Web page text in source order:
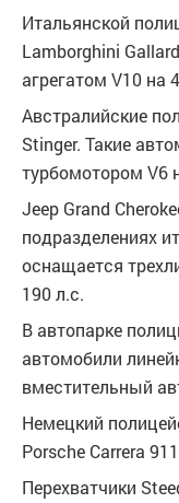
Итальянской
Lamborghini
агрегатом V10 на
Австралийские
Stinger. Такие
турбомотором V6
Jeep Grand
подразделениях
оснащается
190 л.с.
В автопарке
автомобили
вместительный
Немецкий
Porsche Carrera
Перехватчики